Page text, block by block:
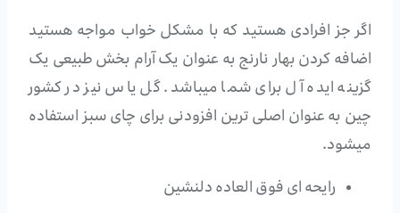
اگر جز افرادی هستید که با مشکل خواب مواجه هستید
اضافه کردن بهار نارنج به عنوان یک آرام بخش طبیعی یک
گزینه ایده آل برای شما میباشد. گل یاس نیز در کشور
چین به عنوان اصلی ترین افزودنی برای چای سبز استفاده
میشود.
رایحه ای فوق العاده دلنشین